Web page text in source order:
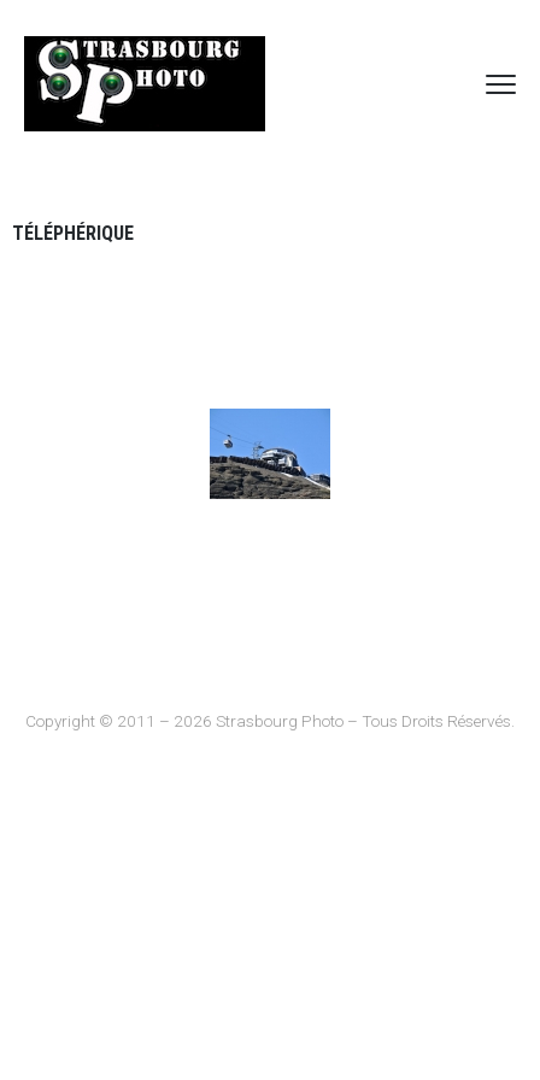
TÉLÉPHÉRIQUE
Copyright © 2011 – 2026 Strasbourg Photo – Tous Droits Réservés.